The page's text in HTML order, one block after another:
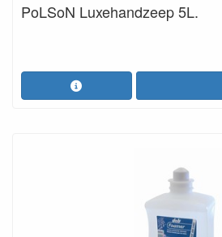
PoLSoN Luxehandzeep 5L.